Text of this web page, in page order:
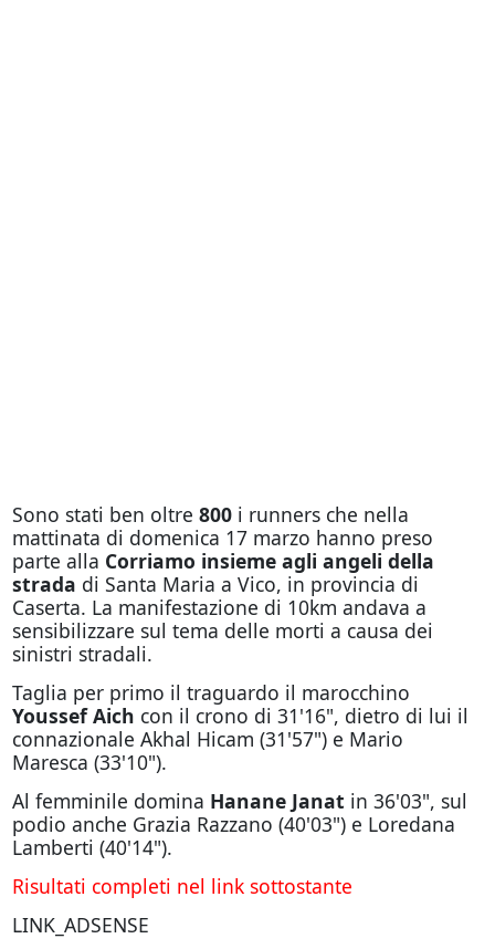
Sono stati ben oltre 800i runners che nella
mattinata di domenica 17 marzo hanno preso
parte alla Corriamo insieme agli angeli della
strada di Santa Maria a Vico, in provincia di
Caserta. La manifestazione di 10km andava a
sensibilizzare sul tema delle morti a causa dei
sinistri stradali.
Taglia per primo il traguardo il marocchino
Youssef Aich con il crono di 31'16", dietro di lui il
connazionale Akhal Hicam (31'57") e Mario
Maresca (33'10").
Al femminile domina Hanane Janat in 36'03", sul
podio anche Grazia Razzano (40'03") e Loredana
Lamberti (40'14").
Risultati completi nel link sottostante
LINK_ADSENSE